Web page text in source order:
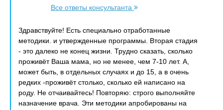
Все ответы консультанта
Здравствуйте! Есть специально отработанные
методики. и утвержденные программы. Вторая стадия
- это далеко не конец жизни. Трудно сказать, сколько
проживёт Ваша мама, но не менее, чем 7-10 лет. А,
может быть, в отдельных случаях и до 15, а в очень
редких -проживёт столько, сколько ей написано на
роду. Не отчаивайтесь! Повторяю: строго выполняйте
назначение врача. Эти методики апробированы на